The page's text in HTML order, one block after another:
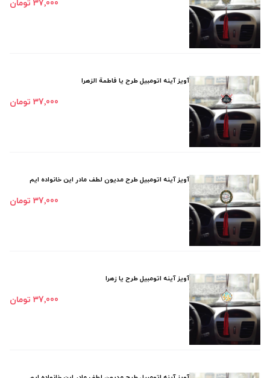
37٬000 تومان
آویز آینه اتومبیل طرح یا فاطمة الزهرا
37٬000 تومان
آویز آینه اتومبیل طرح مدیون لطف مادر این خانواده ایم
37٬000 تومان
آویز آینه اتومبیل طرح یا زهرا
37٬000 تومان